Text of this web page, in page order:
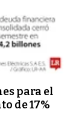
para el
de 17%